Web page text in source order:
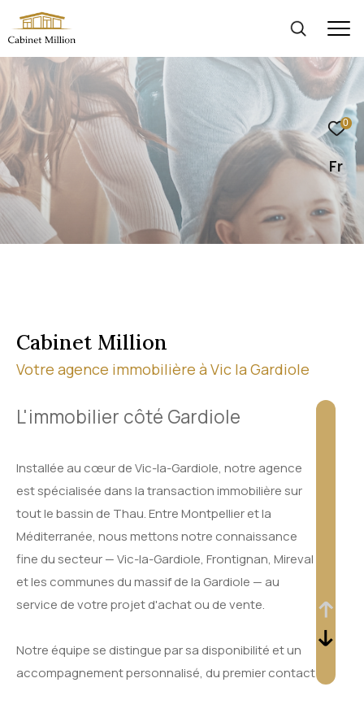
0
Fr
Cabinet Million
Votre agence immobilière à Vic la Gardiole
L'immobilier côté Gardiole
Installée au cœur de Vic-la-Gardiole, notre agence
est spécialisée dans la transaction immobilière sur
tout le bassin de Thau. Entre Montpellier et la
Méditerranée, nous mettons notre connaissance
fine du secteur — Vic-la-Gardiole, Frontignan, Mireval
et les communes du massif de la Gardiole — au
service de votre projet d'achat ou de vente.
Notre équipe se distingue par sa disponibilité et un
accompagnement personnalisé, du premier contact